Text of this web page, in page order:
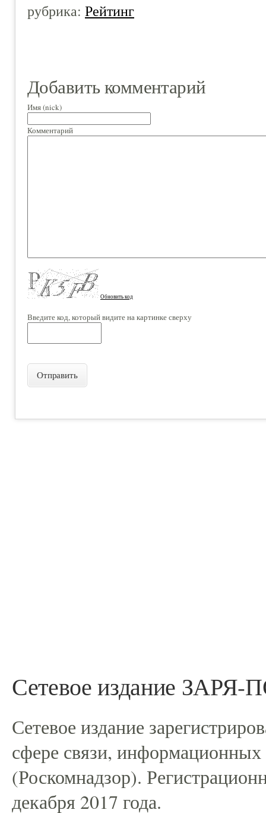
рубрика: Рейтинг
Добавить комментарий
Имя (nick)
Комментарий
Обновить код
Введите код, который видите на картинке сверху
Отправить
Сетевое издание
Сетевое издание
сфере связи,
(Роскомнадзор).
декабря 2017 года.